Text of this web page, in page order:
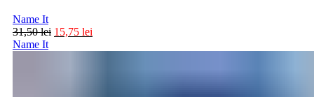
Name It
31,50lei 15,75 lei
Name It